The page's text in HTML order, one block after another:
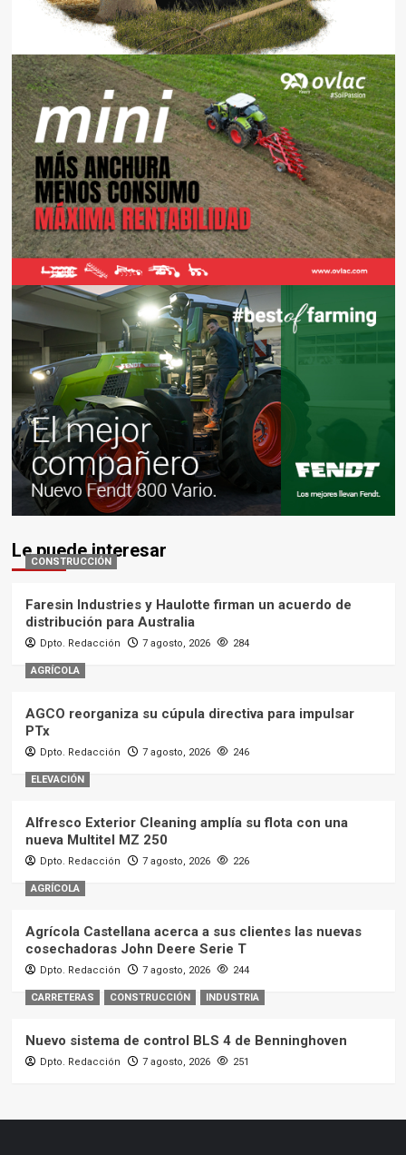
Le puede interesar
CONSTRUCCIÓN
Faresin Industries y Haulotte firman un acuerdo de
distribución para Australia
Dpto. Redacción 7 agosto, 2026 284
AGRÍCOLA
AGCO reorganiza su cúpula directiva para impulsar
PTx
Dpto. Redacción 7 agosto, 2026 246
ELEVACIÓN
Alfresco Exterior Cleaning amplía su flota con una
nueva Multitel MZ 250
Dpto. Redacción 7 agosto, 2026 226
AGRÍCOLA
Agrícola Castellana acerca a sus clientes las nuevas
cosechadoras John Deere Serie T
Dpto. Redacción 7 agosto, 2026 244
CARRETERAS CONSTRUCCIÓN INDUSTRIA
Nuevo sistema de control BLS 4 de Benninghoven
Dpto. Redacción 7 agosto, 2026 251